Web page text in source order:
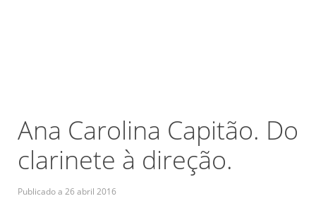
Ana Carolina Capitão. Do
clarinete à direção.
Publicado a 26 abril 2016